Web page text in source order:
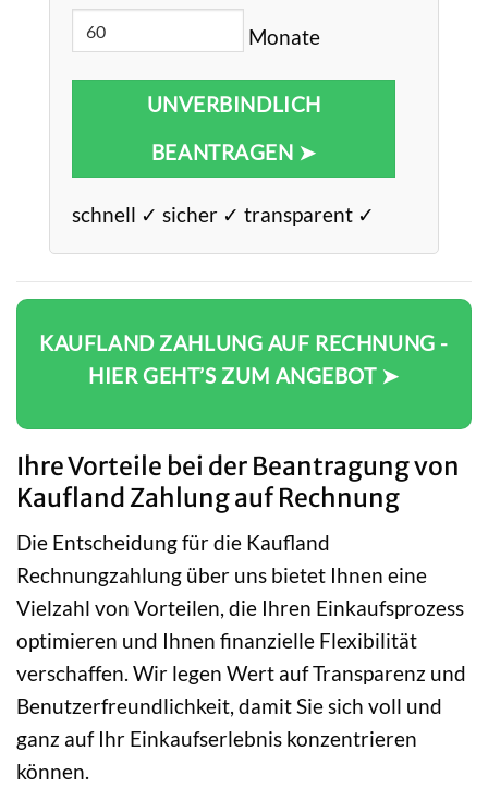
Monate
UNVERBINDLICH
BEANTRAGEN ➤
schnell ✓ sicher ✓ transparent ✓
KAUFLAND ZAHLUNG AUF RECHNUNG -
HIER GEHT’S ZUM ANGEBOT ➤
Ihre Vorteile bei der Beantragung von
Kaufland Zahlung auf Rechnung
Die Entscheidung für die Kaufland
Rechnungzahlung über uns bietet Ihnen eine
Vielzahl von Vorteilen, die Ihren Einkaufsprozess
optimieren und Ihnen finanzielle Flexibilität
verschaffen. Wir legen Wert auf Transparenz und
Benutzerfreundlichkeit, damit Sie sich voll und
ganz auf Ihr Einkaufserlebnis konzentrieren
können.